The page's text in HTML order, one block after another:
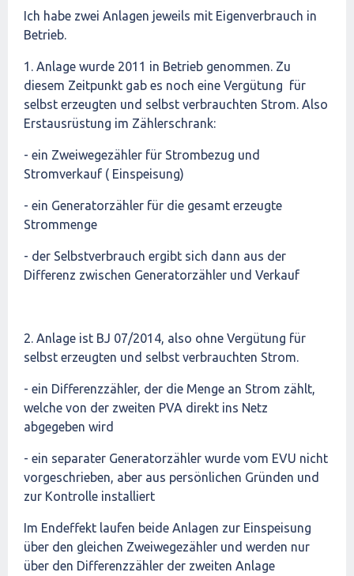
Ich habe zwei Anlagen jeweils mit Eigenverbrauch in
Betrieb.
1. Anlage wurde 2011 in Betrieb genommen. Zu
diesem Zeitpunkt gab es noch eine Vergütung für
selbst erzeugten und selbst verbrauchten Strom. Also
Erstausrüstung im Zählerschrank:
- ein Zweiwegezähler für Strombezug und
Stromverkauf ( Einspeisung)
- ein Generatorzähler für die gesamt erzeugte
Strommenge
- der Selbstverbrauch ergibt sich dann aus der
Differenz zwischen Generatorzähler und Verkauf
2. Anlage ist BJ 07/2014, also ohne Vergütung für
selbst erzeugten und selbst verbrauchten Strom.
- ein Differenzzähler, der die Menge an Strom zählt,
welche von der zweiten PVA direkt ins Netz
abgegeben wird
- ein separater Generatorzähler wurde vom EVU nicht
vorgeschrieben, aber aus persönlichen Gründen und
zur Kontrolle installiert
Im Endeffekt laufen beide Anlagen zur Einspeisung
über den gleichen Zweiwegezähler und werden nur
über den Differenzzähler der zweiten Anlage